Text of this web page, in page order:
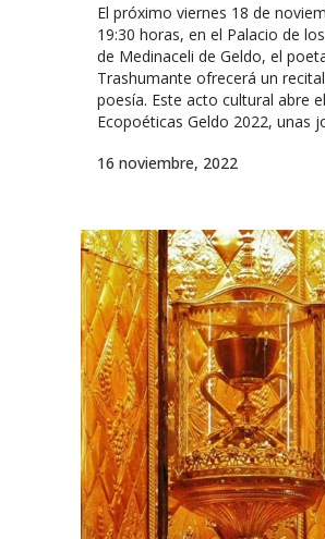
El próximo viernes 18 de
19:30 horas, en el Palacio de
de Medinaceli de Geldo, el
Trashumante ofrecerá un
poesía. Este acto cultural abre
Ecopoéticas Geldo 2022, unas
16 noviembre, 2022